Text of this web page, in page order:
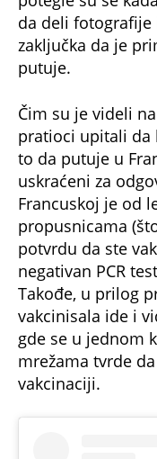
da deli fotografije
zaključka da je
putuje.
Čim su je videli
pratioci upitali da
to da putuje u
uskraćeni za
Francuskoj je od
propusnicama
potvrdu da ste
negativan PCR
Takođe, u prilog
vakcinisala ide i
gde se u jednom
mrežama tvrde
vakcinaciji.